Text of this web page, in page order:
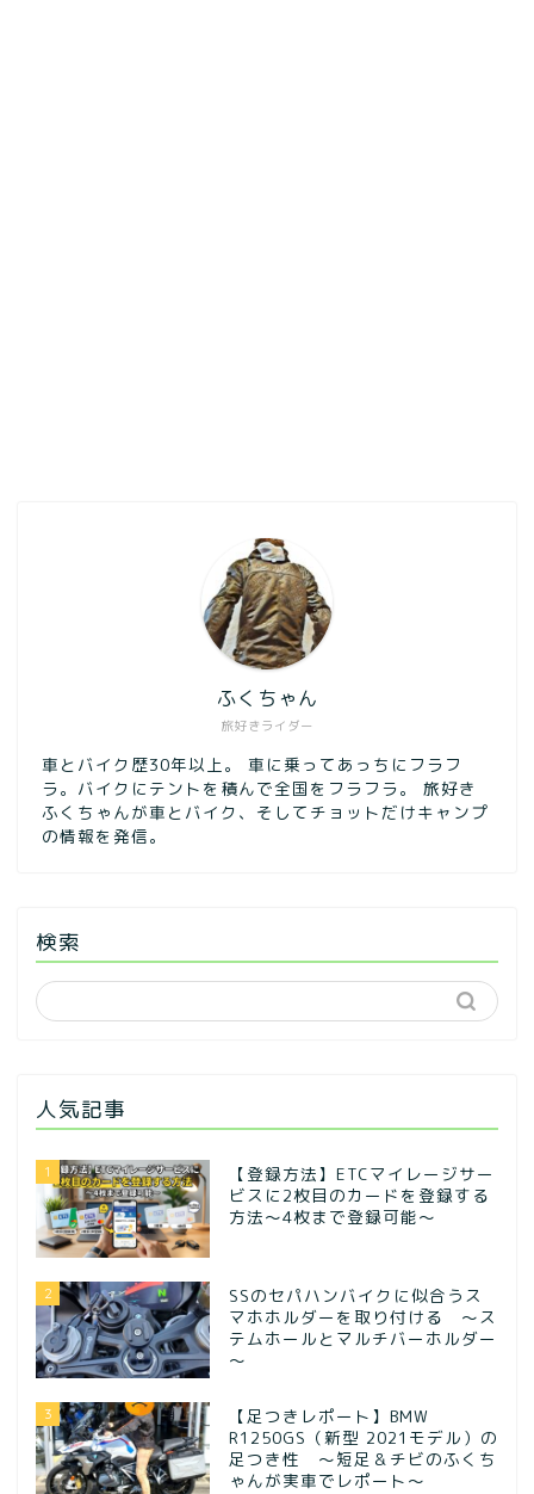
旅好きライダー
ふくちゃん
車とバイク歴30年以上。 車に乗ってあっちにフラフ
ラ。バイクにテントを積んで全国をフラフラ。 旅好き
ふくちゃんが車とバイク、そしてチョットだけキャンプ
の情報を発信。
検索
人気記事
1
【登録方法】ETCマイレージサー
ビスに2枚目のカードを登録する
方法〜4枚まで登録可能〜
2
SSのセパハンバイクに似合うス
マホホルダーを取り付ける ～ス
テムホールとマルチバーホルダー
～
3
【足つきレポート】BMW
R1250GS（新型 2021モデル）の
足つき性 ～短足＆チビのふくち
ゃんが実車でレポート～